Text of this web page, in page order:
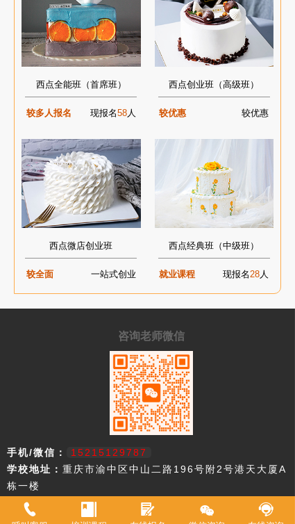
西点全能班（首席班）
较多人报名 现报名58人
西点创业班（高级班）
较优惠 较优惠
西点微店创业班
较全面 一站式创业
西点经典班（中级班）
就业课程 现报名28人
咨询老师微信
手机/微信：
15215129787
学校地址： 重庆市渝中区中山二路196号附2号港天大厦A
栋一楼
重庆市欧艺职业技能培训学校，18年来专注西点技术教育，近年来迅速